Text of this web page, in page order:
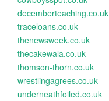
decemberteaching.co.uk
traceloans.co.uk
thenewsweek.co.uk
thecakewala.co.uk
thomson-thorn.co.uk
wrestlingagrees.co.uk
underneathfoiled.co.uk